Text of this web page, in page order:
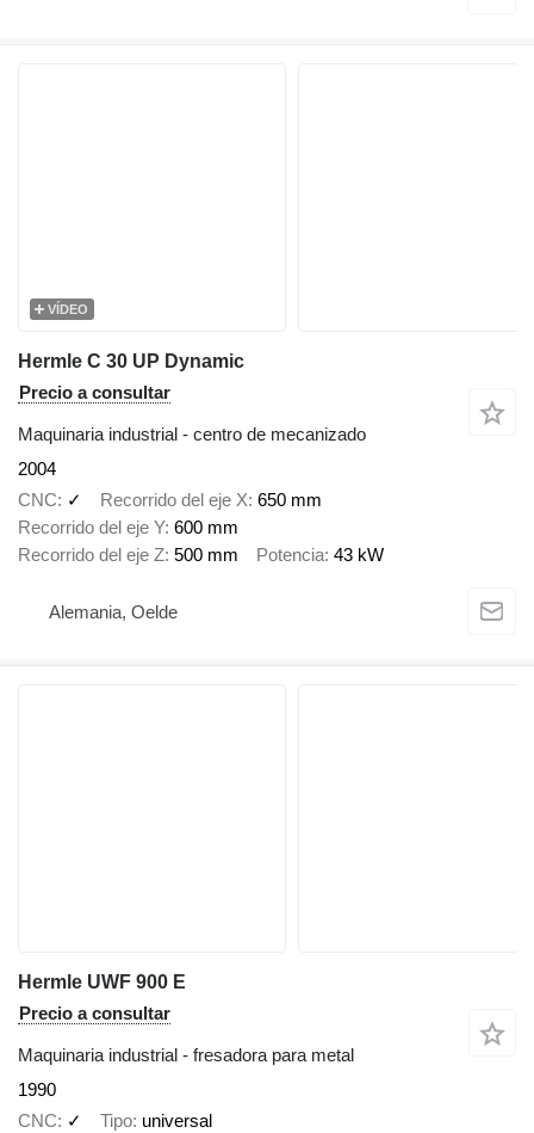
VÍDEO
Hermle C 30 UP Dynamic
Precio a consultar
Maquinaria industrial - centro de mecanizado
2004
CNC
✓ Recorrido del eje X 650 mm
Recorrido del eje Y 600 mm
Recorrido del eje Z 500 mm Potencia 43 kW
Alemania, Oelde
Hermle UWF 900 E
Precio a consultar
Maquinaria industrial - fresadora para metal
1990
CNC
✓ Tipo universal